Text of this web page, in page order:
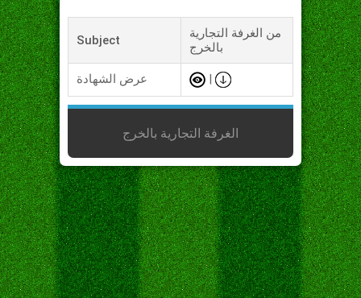
Subject
من الغرفة التجارية
بالخرج
عرض الشهادة
الغرفة التجارية بالخرج